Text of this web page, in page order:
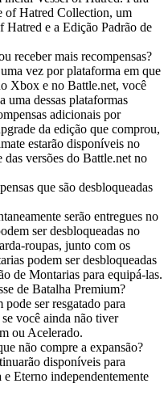
of Hatred Collection, um
Hatred e a Edição Padrão de
receber mais recompensas?
vez por plataforma em que
Xbox e no Battle.net, você
uma dessas plataformas
adicionais por
da edição que comprou,
estarão disponíveis no
versões do Battle.net no
que são desbloqueadas
serão entregues no
ser desbloqueadas no
roupas, junto com os
podem ser desbloqueadas
de Montarias para equipá-las.
de Batalha Premium?
ser resgatado para
você ainda não tiver
ou Acelerado.
não compre a expansão?
disponíveis para
Eterno independentemente